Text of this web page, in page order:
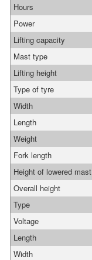
Hours
Power
Lifting capacity
Mast type
Lifting height
Type of tyre
Width
Length
Weight
Fork length
Height of lowered mast
Overall height
Type
Voltage
Length
Width